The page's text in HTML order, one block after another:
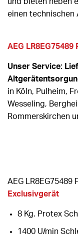
einen technischen
AEG
Unser Service:
in Köln, Pulheim,
Wesseling,
Rommerskirchen
AEG LR8EG75489
Exclusivgerät
8 Kg. Protex
1400 U/min